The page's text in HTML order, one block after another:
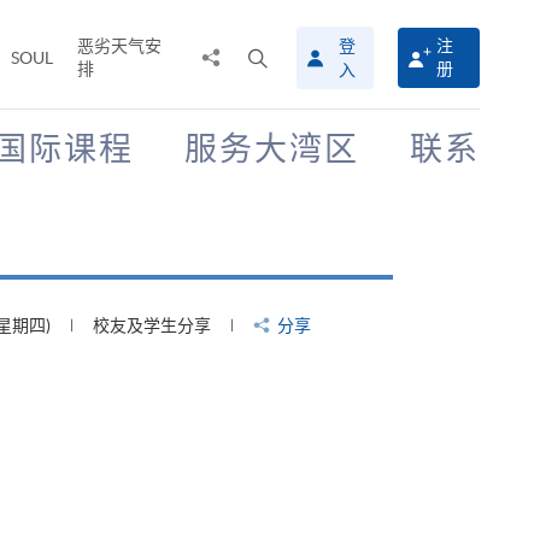
SOUL
恶劣天气安
排
搜
寻
介
登
入
注
册
国际课程 服务大湾区 联系
期四) 校友及学生分享 分享